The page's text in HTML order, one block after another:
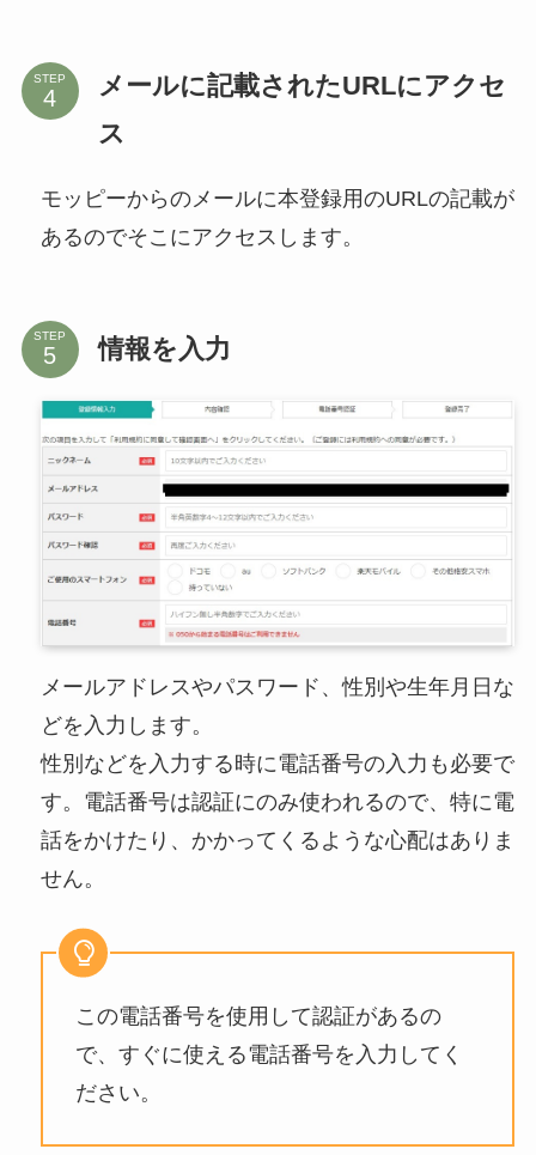
STEP
メールに記載されたURLにアクセ
ス
モッピーからのメールに本登録用のURLの記載が
あるのでそこにアクセスします。
STEP 情報を入力
メールアドレスやパスワード、性別や生年月日な
どを入力します。
性別などを入力する時に電話番号の入力も必要で
す。電話番号は認証にのみ使われるので、特に電
話をかけたり、かかってくるような心配はありま
せん。
この電話番号を使用して認証があるの
で、すぐに使える電話番号を入力してく
ださい。